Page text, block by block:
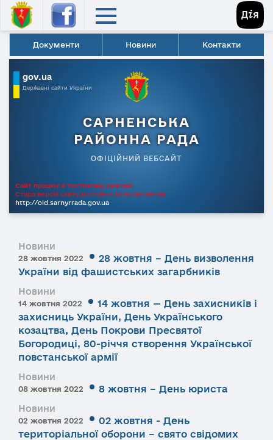
Документи Новини Контакти
gov.ua
Державні сайти України
САРНЕНСЬКА
РАЙОННА РАДА
ОФІЦІЙНИЙ ВЕБСАЙТ
Сайт працює в тестовому режимі.
Стара версія сайту доступна за посиланням
http://old.sarnyrrada.gov.ua
Новини
28 жовтня 2022
28 жовтня – День визволення
України від фашистських загарбників
Новини
14 жовтня 2022
14 жовтня — День захисників і
захисниць України, День Українського
козацтва, День Покрови Пресвятої
Богородиці, 80-річчя створення Української
повстанської армії
Новини
08 жовтня 2022 8 жовтня – День юриста
Новини
02 жовтня 2022
02 жовтня - День
територіальної оборони – свято свідомих